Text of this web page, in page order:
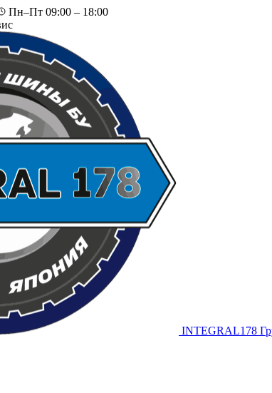
Пн–Пт 09:00 – 18:00
INTEGRAL178